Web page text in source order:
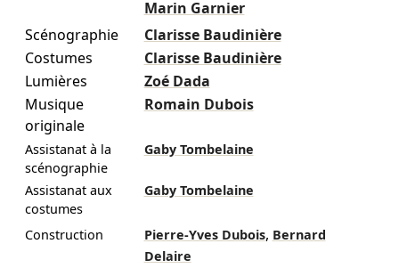
Marin Garnier
Scénographie
Clarisse Baudinière
Costumes
Clarisse Baudinière
Lumières
Zoé Dada
Musique
originale
Romain Dubois
Assistanat à la
scénographie
Gaby Tombelaine
Assistanat aux
costumes
Gaby Tombelaine
Construction Pierre-Yves Dubois, Bernard
Delaire